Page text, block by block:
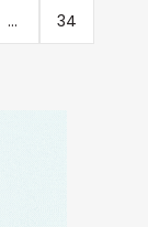
... 34